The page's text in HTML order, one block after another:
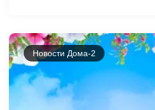
Новости Дома-2